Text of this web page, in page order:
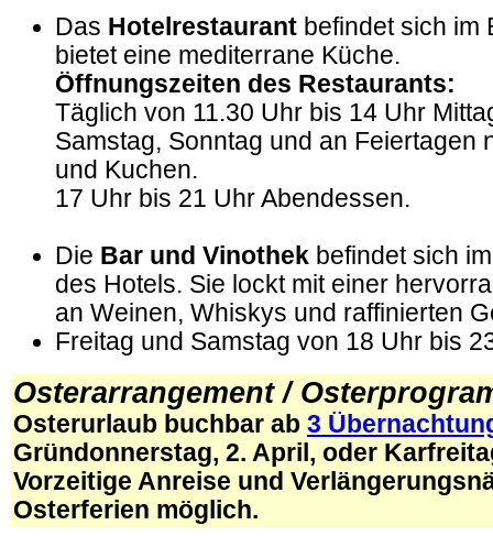
Das Hotelrestaurant befindet sich im
bietet eine mediterrane Küche.
Öffnungszeiten des Restaurants:
Täglich von 11.30 Uhr bis 14 Uhr
Samstag, Sonntag und an Feiertagen
und Kuchen.
17 Uhr bis 21 Uhr Abendessen.
Die Bar und Vinothek befindet sich
des Hotels. Sie lockt mit einer
an Weinen, Whiskys und raffinierten
Freitag und Samstag von 18 Uhr bis
Osterarrangement /
Osterurlaub buchbar ab 3
Gründonnerstag, 2. April, oder
Vorzeitige Anreise und
Osterferien möglich.